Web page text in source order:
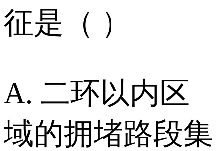
征是（ ）
A. 二环以内区
域的拥堵路段集